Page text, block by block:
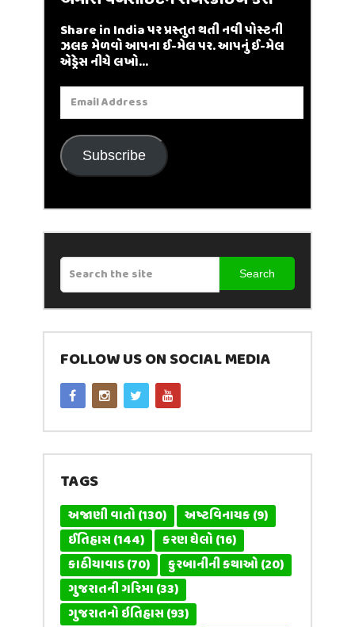
Share in India પર પ્રસ્તુત થતી નવી પોસ્ટની
ઝલક મેળવો આપના ઈ-મેલ પર. આપનું ઈ-મેલ
એડ્રેસ નીચે લખો...
Email
Address
Subscribe
Search
FOLLOW US ON SOCIAL MEDIA
TAGS
અજાણી વાતો(130) અષ્ટવિનાયક(9)
ઈતિહાસ(144) કરણ ઘેલો(16)
કાઠીયાવાડ(70) કુરબાનીની કથાઓ(20)
ગુજરાતની ગરિમા(33)
ગુજરાતનો ઇતિહાસ(93)